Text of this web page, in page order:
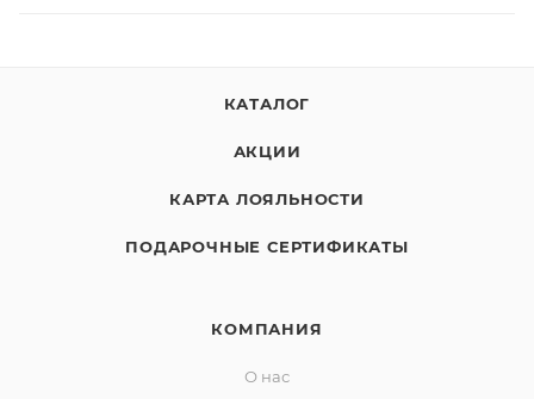
КАТАЛОГ
АКЦИИ
КАРТА ЛОЯЛЬНОСТИ
ПОДАРОЧНЫЕ СЕРТИФИКАТЫ
КОМПАНИЯ
О нас